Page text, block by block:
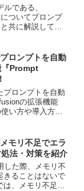
である、
についてプロンプ
共に解説してい
ロンプトを自動
『Prompt
プロンプトを自動
の拡張機能
使い方や導入方法
ひインストールし
モリ不足でエラ
法・対策を紹介
した際、メモリ不
きることはないで
は、メモリ不足が